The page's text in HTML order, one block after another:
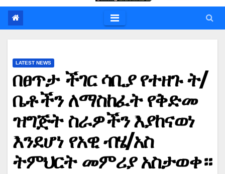
LATEST NEWS
በፀጥታ ችገር ሳቢያ የተዘጉ ት/
ቤቶችን ለማስከፈት የቅድመ
ዝግጅት ስራዎችን እያከናወነ
እንደሆነ የአዊ ብሄ/አስ
ትምህርት መምሪያ አስታወቀ።